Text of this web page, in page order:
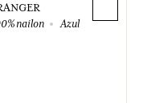
nailon
Azul